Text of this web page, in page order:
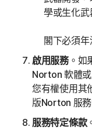
學或生化武
閣下必須年
啟用服務。如
Norton 軟體或
您有權使用其
版Norton 服務
服務特定條款